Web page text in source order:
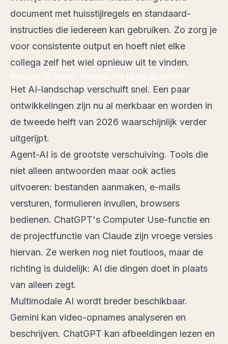
document met huisstijlregels en standaard-
instructies die iedereen kan gebruiken. Zo zorg je
voor consistente output en hoeft niet elke
collega zelf het wiel opnieuw uit te vinden.
Het AI-landschap verschuift snel. Een paar
ontwikkelingen zijn nu al merkbaar en worden in
de tweede helft van 2026 waarschijnlijk verder
uitgerijpt.
Agent-AI is de grootste verschuiving. Tools die
niet alleen antwoorden maar ook acties
uitvoeren: bestanden aanmaken, e-mails
versturen, formulieren invullen, browsers
bedienen. ChatGPT's Computer Use-functie en
de projectfunctie van Claude zijn vroege versies
hiervan. Ze werken nog niet foutloos, maar de
richting is duidelijk: AI die dingen doet in plaats
van alleen zegt.
Multimodale AI wordt breder beschikbaar.
Gemini kan video-opnames analyseren en
beschrijven. ChatGPT kan afbeeldingen lezen en